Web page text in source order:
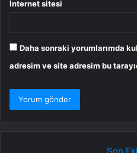
İnternet sitesi
Daha sonraki yorumlarımda
adresim ve site adresim bu